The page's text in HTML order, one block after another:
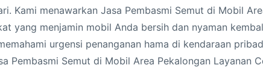
Kami menawarkan Jasa Pembasmi Semut di Mobil
yang menjamin mobil Anda bersih dan nyaman
urgensi penanganan hama di kendaraan
Pembasmi Semut di Mobil Area Pekalongan Layanan